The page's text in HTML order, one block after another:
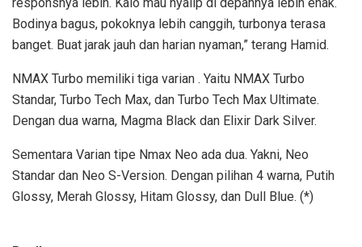
responsnya lebih. Kalo mau nyalip di depannya lebih enak.
Bodinya bagus, pokoknya lebih canggih, turbonya terasa
banget. Buat jarak jauh dan harian nyaman,” terang Hamid.
NMAX Turbo memiliki tiga varian . Yaitu NMAX Turbo
Standar, Turbo Tech Max, dan Turbo Tech Max Ultimate.
Dengan dua warna, Magma Black dan Elixir Dark Silver.
Sementara Varian tipe Nmax Neo ada dua. Yakni, Neo
Standar dan Neo S-Version. Dengan pilihan 4 warna, Putih
Glossy, Merah Glossy, Hitam Glossy, dan Dull Blue. (*)